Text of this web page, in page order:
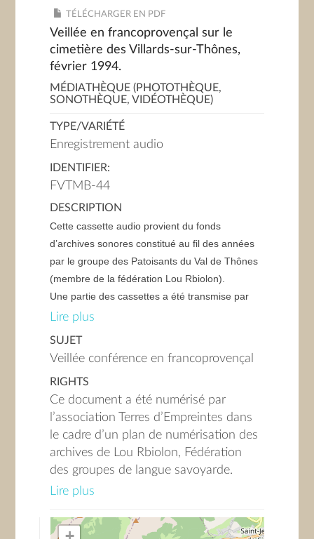
TÉLÉCHARGER EN PDF
Veillée en francoprovençal sur le
cimetière des Villards-sur-Thônes,
février 1994.
MÉDIATHÈQUE (PHOTOTHÈQUE,
SONOTHÈQUE, VIDÉOTHÈQUE)
TYPE/VARIÉTÉ
Enregistrement audio
IDENTIFIER:
FVTMB-44
DESCRIPTION
Cette cassette audio provient du fonds
d’archives sonores constitué au fil des années
par le groupe des Patoisants du Val de Thônes
(membre de la fédération Lou Rbiolon).
Une partie des cassettes a été transmise par
Michel BIBOLLET, actuel président du groupe,
2021), habitante des Villards-sur-Thônes et
auteure de nombreuses publications sur la
langue francoprovençale.
Il s’agit ici d’une veillée en francoprovençal sur
le cimetière des Villards-sur-Thônes, dans le
contexte d’une consultation publique lancée par
la commune autour de l’agrandissement de
Lire plus
SUJET
Veillée conférence en francoprovençal
RIGHTS
Ce document a été numérisé par
l’association Terres d’Empreintes dans
le cadre d’un plan de numérisation des
archives de Lou Rbiolon, Fédération
des groupes de langue savoyarde.
Cette numérisation a reçu le soutien de
Conseil Savoie-Mont-Blanc, ainsi que
Lire plus